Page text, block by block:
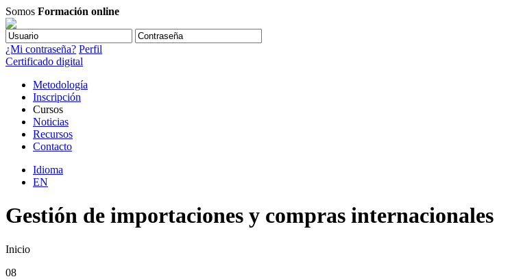
Somos Formación online
¿Mi contraseña? Perfil
Certificado digital
Metodología
Inscripción
Cursos
Noticias
Recursos
Contacto
Idioma
EN
Gestión de importaciones y compras internacionales
Inicio
08